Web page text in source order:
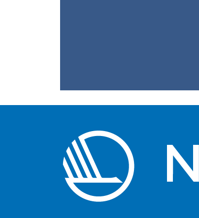
NAPA-mi suliffissanut
periarfissat uani
takusinnaavatit